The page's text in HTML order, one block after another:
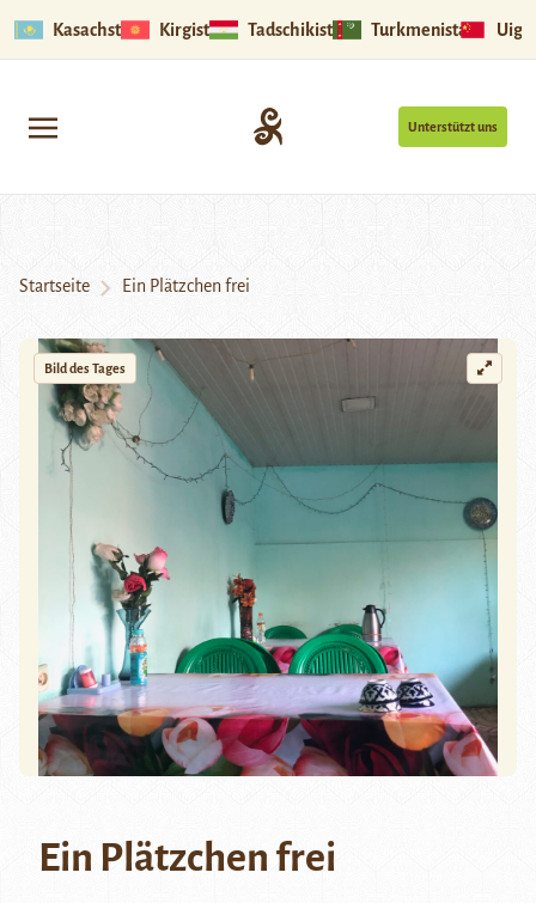
Kasachstan Kirgistan Tadschikistan Turkmenistan
Unterstützt uns
Startseite Ein Plätzchen frei
Bild des Tages
Ein Plätzchen frei